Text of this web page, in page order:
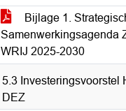
Bijlage 1.
Samenwerkingsagenda
WRIJ 2025-2030
5.3 Investeringsvoorstel
DEZ